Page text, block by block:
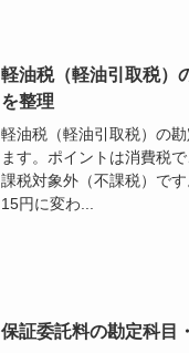
軽油税（軽油引取税）
を整理
軽油税（軽油引取税）の
ます。ポイントは消費税
課税対象外（不課税）で
15円に変わ...
保証委託料の勘定科目